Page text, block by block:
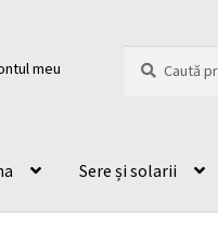
meu
după:
Sere și solarii